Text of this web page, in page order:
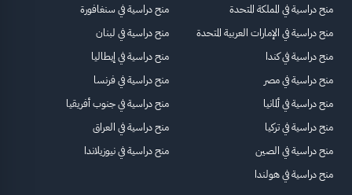
منح دراسية في المملكة المتحدة
منح دراسية في الإمارات العربية المتحدة
منح دراسية في كندا
منح دراسية في مصر
منح دراسية في ألمانيا
منح دراسية في تركيا
منح دراسية في الصين
منح دراسية في هولندا
منح دراسية في سنغافورة
منح دراسية في لبنان
منح دراسية في إيطاليا
منح دراسية في فرنسا
منح دراسية في جنوب أفريقيا
منح دراسية في العراق
منح دراسية في نيوزيلاندا